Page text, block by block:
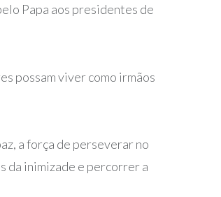
Papa aos presidentes de
possam viver como irmãos
a força de perseverar no
da inimizade e percorrer a